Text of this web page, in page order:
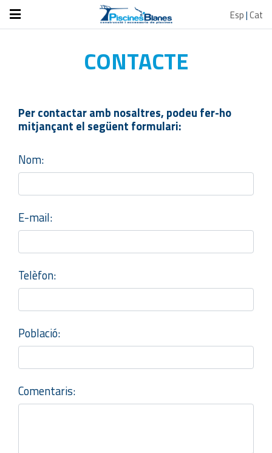
Esp|Cat
CONTACTE
Per contactar amb nosaltres, podeu fer-ho
mitjançant el següent formulari:
Nom:
E-mail:
Telèfon:
Població:
Comentaris: